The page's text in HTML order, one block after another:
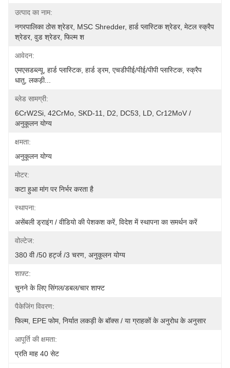
उत्पाद का नाम:
नगरपालिका ठोस श्रेडर, MSC Shredder, हार्ड प्लास्टिक श्रेडर, मेटल स्क्रैप
श्रेडर, वुड श्रेडर, फिल्म श
आवेदन:
एमएसडब्ल्यू, हार्ड प्लास्टिक, हार्ड ड्रम, एचडीपीई/पीई/पीपी प्लास्टिक, स्क्रैप
धातु, लकड़ी...
ब्लेड सामग्री:
6CrW2Si, 42CrMo, SKD-11, D2, DC53, LD, Cr12MoV /
अनुकूलन योग्य
क्षमता:
अनुकूलन योग्य
मोटर:
कटा हुआ मांग पर निर्भर करता है
स्थापना:
असेंबली ड्राइंग / वीडियो की पेशकश करें, विदेश में स्थापना का समर्थन करें
वोल्टेज:
380 वी /50 हर्ट्ज /3 चरण, अनुकूलन योग्य
शाफ़्ट:
चुनने के लिए सिंगल/डबल/चार शाफ्ट
पैकेजिंग विवरण:
फिल्म, EPE फोम, निर्यात लकड़ी के बॉक्स / या ग्राहकों के अनुरोध के अनुसार
आपूर्ति की क्षमता:
प्रति माह 40 सेट